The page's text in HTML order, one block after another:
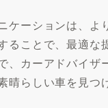
ケーションは、
ることで、最適
、カーアドバイ
晴らしい車を見つ